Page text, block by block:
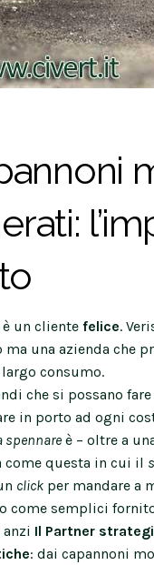
è un cliente felice.
ma una azienda che
consumo.
che si possano
in porto ad ogni
spennare è – oltre a
come questa in cui il
click per mandare a
come semplici
Il Partner
: dai capannoni